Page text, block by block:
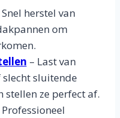
Snel herstel van
om
– Last van
sluitende
stellen ze perfect af.
Professioneel